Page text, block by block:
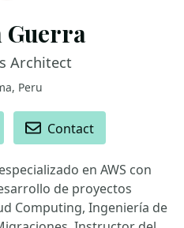
Guerra
Architect
Peru
Contact
en AWS con
de proyectos
Computing, Ingeniería de